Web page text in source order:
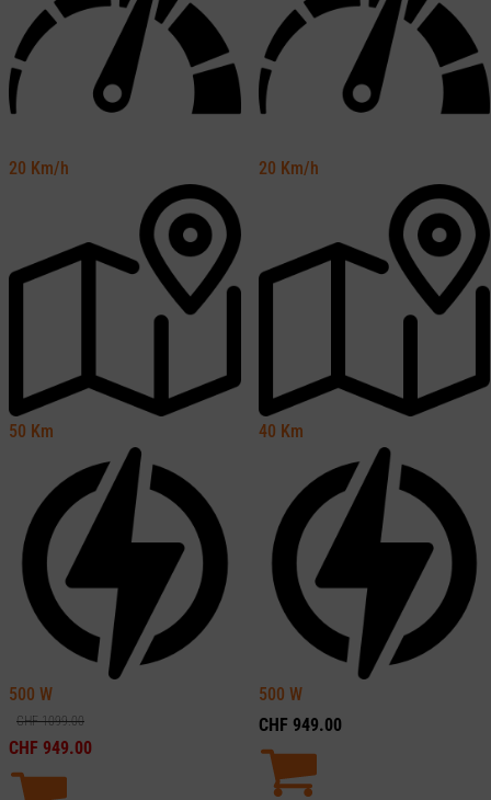
20 Km/h
50 Km
500 W
CHF1099.00
CHF 949.00
20 Km/h
40 Km
500 W
CHF 949.00